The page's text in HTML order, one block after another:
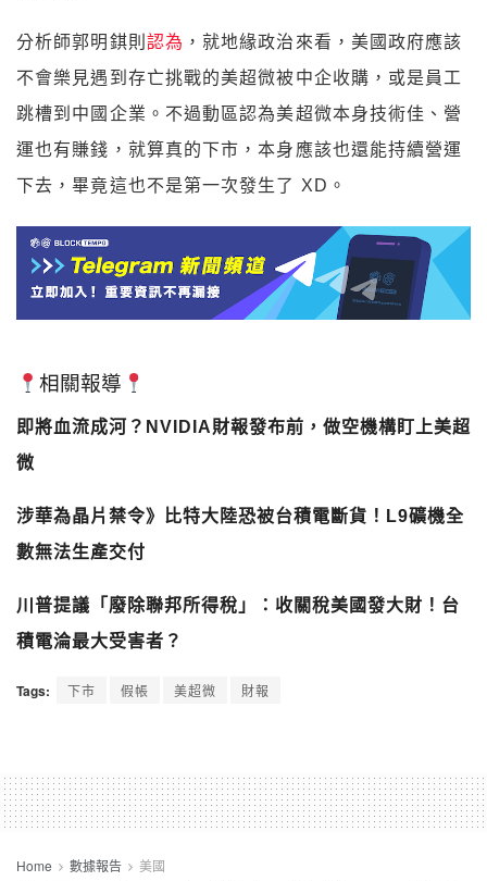
分析師郭明錤則 認為 ，就地緣政治來看，美國政府應該
不會樂見遇到存亡挑戰的美超微被中企收購，或是員工
跳槽到中國企業。不過動區認為美超微本身技術佳、營
運也有賺錢，就算真的下市，本身應該也還能持續營運
下去，畢竟這也不是第一次發生了 XD。
相關報導
即將血流成河？NVIDIA財報發布前，做空機構盯上美超
微
涉華為晶片禁令》比特大陸恐被台積電斷貨！L9礦機全
數無法生產交付
川普提議「廢除聯邦所得稅」：收關稅美國發大財！台
積電淪最大受害者？
Tags: 下市 假帳 美超微 財報
Home 數據報告 美國